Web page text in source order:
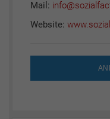
Mail:
Website: